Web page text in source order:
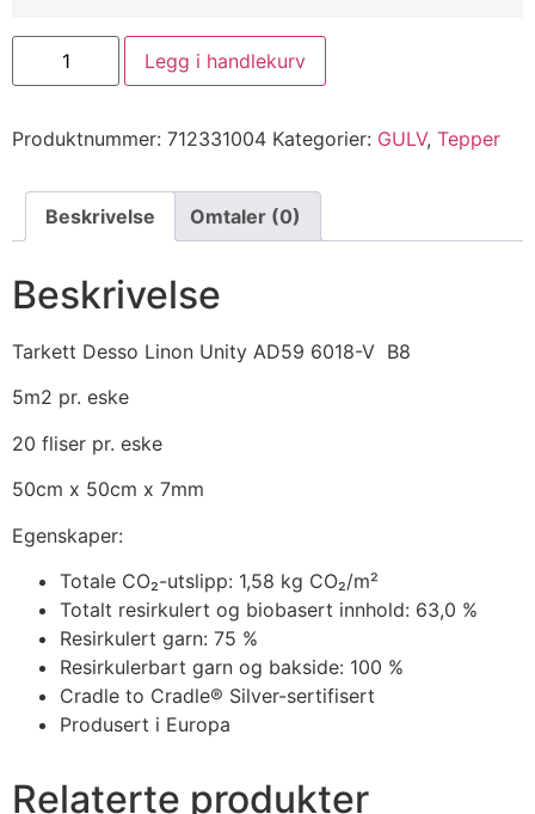
Legg i handlekurv
Produktnummer: 712331004 Kategorier: GULV, Tepper
Beskrivelse Omtaler (0)
Beskrivelse
Tarkett Desso Linon Unity AD59 6018-V B8
5m2 pr. eske
20 fliser pr. eske
50cm x 50cm x 7mm
Egenskaper:
Totale CO₂-utslipp: 1,58 kg CO₂/m²
Totalt resirkulert og biobasert innhold: 63,0 %
Resirkulert garn: 75 %
Resirkulerbart garn og bakside: 100 %
Cradle to Cradle® Silver-sertifisert
Produsert i Europa
Relaterte produkter